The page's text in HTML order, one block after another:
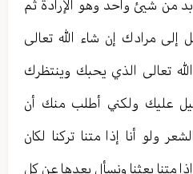
من شيئ واحد وهو الإرادة ثم
إلى مرادك إن شاء الله تعالى
تعالى الذي يحبك وينتظرك
عليك ولكني أطلب منك أن
ولو أنا إذا متنا تركنا لكان
متنا بعثنا ونسأل بعدها عن كل